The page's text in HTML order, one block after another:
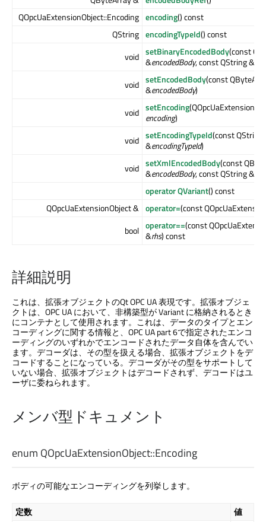
QOpcUaExtensionObject::Encoding encoding() const
QString encodingTypeId() const
void setBinaryEncodedBody(const
&encodedBody, const QString &
void setEncodedBody(const
&encodedBody)
void setEncoding
encoding)
void setEncodingTypeId(const QString
&encodingTypeId)
void setXmlEncodedBody(const
&encodedBody, const QString &
operator QVariant() const
QOpcUaExtensionObject & operator=(const
bool operator==(const
&rhs) const
詳細説明
これは、拡張オブジェクトのQt OPC UA表現です。拡張オブジェ
クトは、OPC UA において、非構築型が Variant に格納されるとき
にコンテナとして使用されます。これは、データのタイプとエン
コーディングに関する情報と、OPC UA part 6で指定されたエンコ
ーディングのいずれかでエンコードされたデータ自体を含んでい
ます。デコーダは、その型を扱える場合、拡張オブジェクトをデ
コードすることになっている。デコーダがその型をサポートして
いない場合、拡張オブジェクトはデコードされず、デコードはユ
ーザに委ねられます。
メンバ型ドキュメント
enum QOpcUaExtensionObject::Encoding
ボディの可能なエンコーディングを列挙します。
定数 値